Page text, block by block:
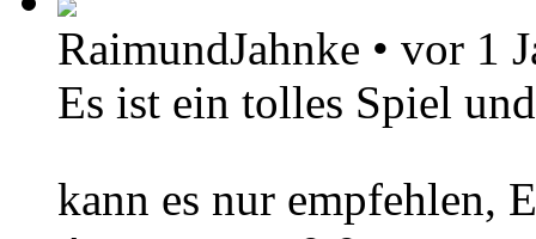
RaimundJahnke • vor 1
Es ist ein tolles Spiel
kann es nur empfehlen,